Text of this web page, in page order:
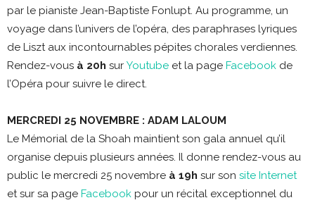
par le pianiste Jean-Baptiste Fonlupt. Au programme, un
voyage dans l’univers de l’opéra, des paraphrases lyriques
de Liszt aux incontournables pépites chorales verdiennes.
Rendez-vous à 20h sur Youtube et la page Facebook de
l’Opéra pour suivre le direct.
MERCREDI 25 NOVEMBRE : ADAM LALOUM
Le Mémorial de la Shoah maintient son gala annuel qu’il
organise depuis plusieurs années. Il donne rendez-vous au
public le mercredi 25 novembre à 19h sur son site Internet
et sur sa page Facebook pour un récital exceptionnel du